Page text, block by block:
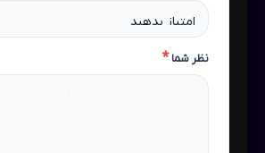
نظر شما*